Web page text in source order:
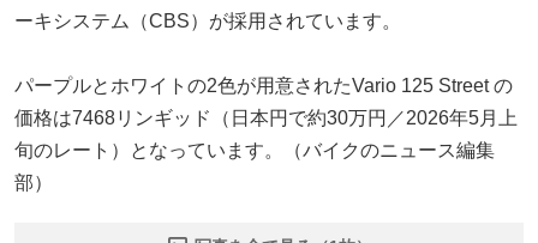
ーキシステム（CBS）が採用されています。
パープルとホワイトの2色が用意されたVario 125 Street の
価格は7468リンギッド（日本円で約30万円／2026年5月上
旬のレート）となっています。（バイクのニュース編集
部）